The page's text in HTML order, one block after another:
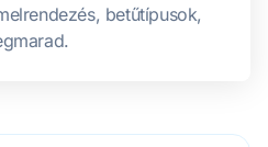
betűtípusok,